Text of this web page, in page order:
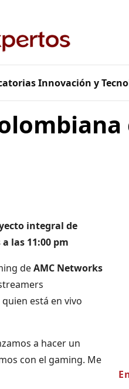
Innovación y
integral de
las 11:00 pm
deAMC Networks
está en vivo
a hacer un
con el gaming. Me